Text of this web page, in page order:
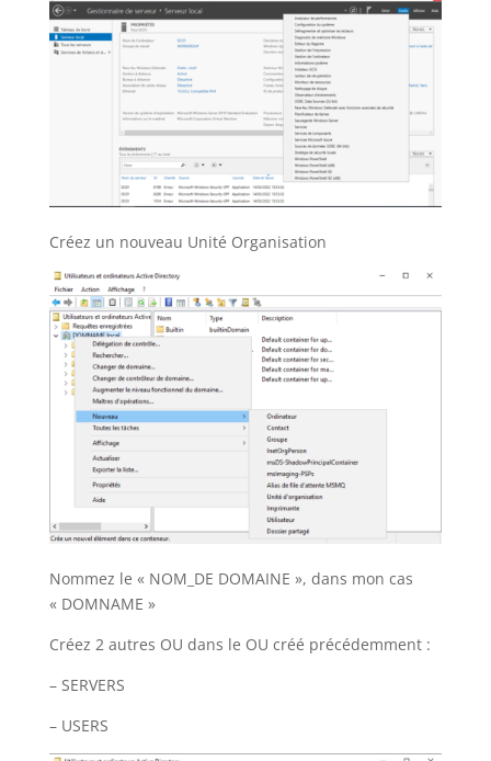
Créez un nouveau Unité Organisation
Nommez le « NOM_DE DOMAINE », dans mon cas
« DOMNAME »
Créez 2 autres OU dans le OU créé précédemment :
– SERVERS
– USERS